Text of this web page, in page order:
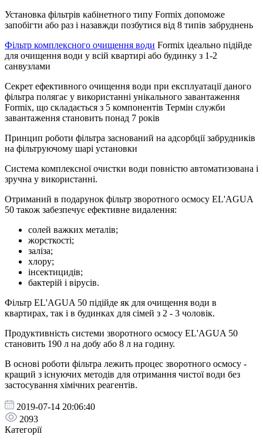
Установка фільтрів кабінетного типу Formix допоможе
запобігти або раз і назавжди позбутися від 8 типів забруднень
Фільтр комплексного очищення води Formix ідеально підійде
для очищення води у всій квартирі або будинку з 1-2
санвузлами
Секрет ефективного очищення води при експлуатації даного
фільтра полягає у використанні унікального завантаження
Formix, що складається з 5 компонентів Термін служби
завантаження становить понад 7 років
Принцип роботи фільтра заснований на адсорбції забрудників
на фільтруючому шарі установки
Система комплексної очистки води повністю автоматизована і
зручна у використанні.
Отриманий в подарунок фільтр зворотного осмосу EL'AGUA
50 також забезпечує ефективне видалення:
солей важких металів;
жорсткості;
заліза;
хлору;
інсектицидів;
бактерій і вірусів.
Фільтр EL'AGUA 50 підійде як для очищення води в
квартирах, так і в будинках для сімей з 2 - 3 чоловік.
Продуктивність системи зворотного осмосу EL'AGUA 50
становить 190 л на добу або 8 л на годину.
В основі роботи фільтра лежить процес зворотного осмосу -
кращий з існуючих методів для отримання чистої води без
застосування хімічних реагентів.
2019-07-14 20:06:40
2093
Категорії